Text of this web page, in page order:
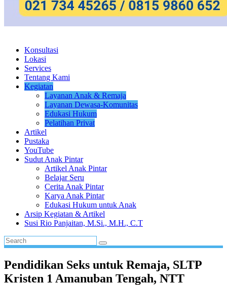
Konsultasi
Lokasi
Services
Tentang Kami
Kegiatan
Layanan Anak & Remaja
Layanan Dewasa-Komunitas
Edukasi Hukum
Pelatihan Privat
Artikel
Pustaka
YouTube
Sudut Anak Pintar
Artikel Anak Pintar
Belajar Seru
Cerita Anak Pintar
Karya Anak Pintar
Edukasi Hukum untuk Anak
Arsip Kegiatan & Artikel
Susi Rio Panjaitan, M.Si., M.H., C.T
Pendidikan Seks untuk Remaja, SLTP
Kristen 1 Amanuban Tengah, NTT